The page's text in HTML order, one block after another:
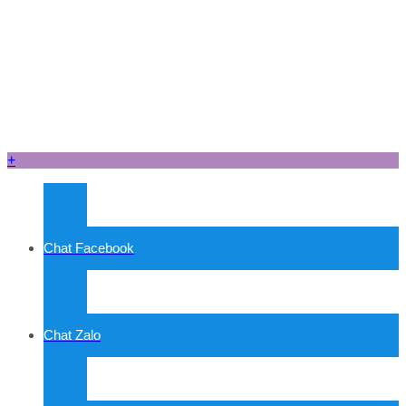
+
Chat Facebook
Chat Zalo